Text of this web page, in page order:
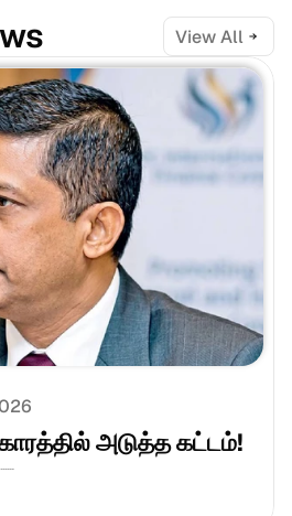
View All
அடுத்த கட்டம்!